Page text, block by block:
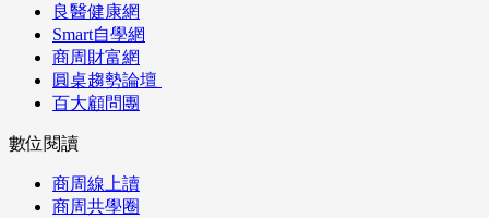
良醫健康網
Smart自學網
商周財富網
圓桌趨勢論壇
百大顧問團
數位閱讀
商周線上讀
商周共學圈